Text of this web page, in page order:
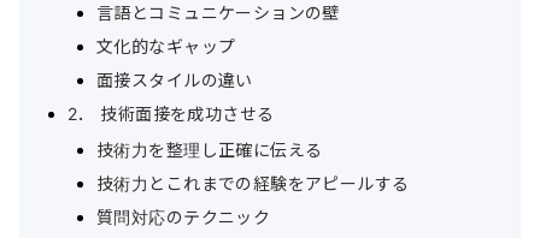
言語とコミュニケーションの壁
文化的なギャップ
面接スタイルの違い
2． 技術面接を成功させる
技術力を整理し正確に伝える
技術力とこれまでの経験をアピールする
質問対応のテクニック